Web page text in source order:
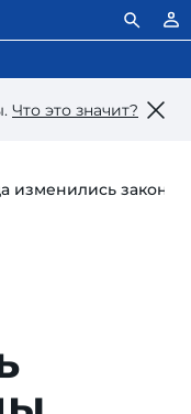
Что это значит?
изменились законы